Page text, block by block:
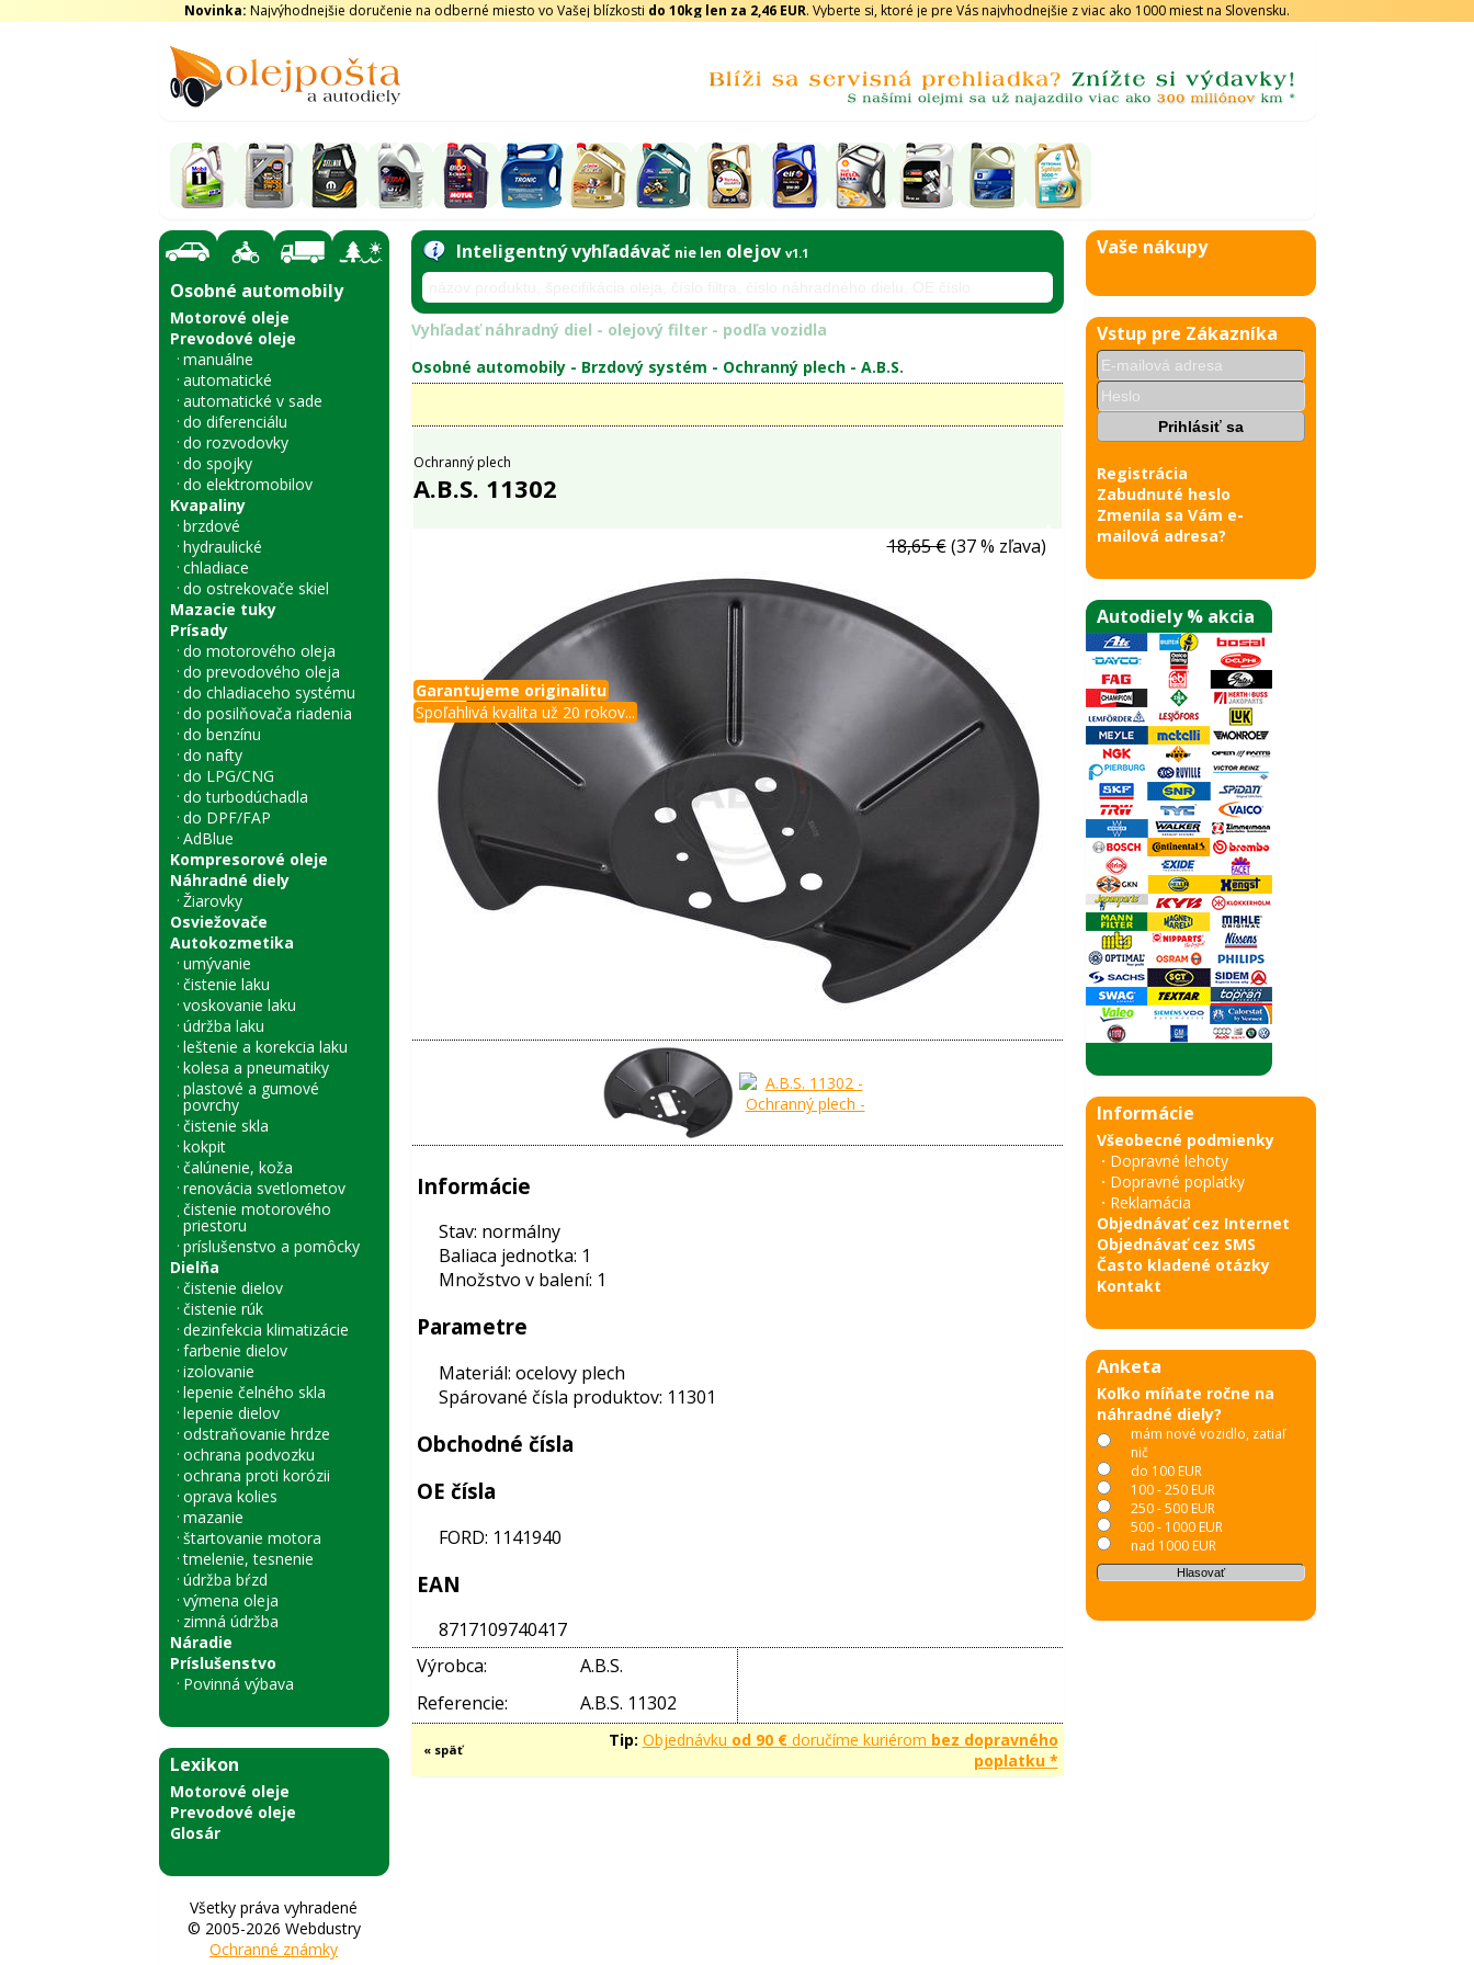
Novinka: Najvýhodnejšie doručenie na odberné miesto vo Vašej blízkosti do 10kg len za 2,46 EUR. Vyberte si, ktoré je pre Vás najvhodnejšie z viac ako 1000 miest na Slovensku.
Osobné automobily
Motorové oleje
Prevodové oleje
manuálne
automatické
automatické v sade
do diferenciálu
do rozvodovky
do spojky
do elektromobilov
Kvapaliny
brzdové
hydraulické
chladiace
do ostrekovače skiel
Mazacie tuky
Prísady
do motorového oleja
do prevodového oleja
do chladiaceho systému
do posilňovača riadenia
do benzínu
do nafty
do LPG/CNG
do turbodúchadla
do DPF/FAP
AdBlue
Kompresorové oleje
Náhradné diely
Žiarovky
Osviežovače
Autokozmetika
umývanie
čistenie laku
voskovanie laku
údržba laku
leštenie a korekcia laku
kolesa a pneumatiky
plastové a gumové
povrchy
čistenie skla
kokpit
čalúnenie, koža
renovácia svetlometov
čistenie motorového
priestoru
príslušenstvo a pomôcky
Dielňa
čistenie dielov
čistenie rúk
dezinfekcia klimatizácie
farbenie dielov
izolovanie
lepenie čelného skla
lepenie dielov
odstraňovanie hrdze
ochrana podvozku
ochrana proti korózii
oprava kolies
mazanie
štartovanie motora
tmelenie, tesnenie
údržba bŕzd
výmena oleja
zimná údržba
Náradie
Príslušenstvo
Povinná výbava
Lexikon
Motorové oleje
Prevodové oleje
Glosár
Všetky práva vyhradené
© 2005-2026 Webdustry
Ochranné známky
Inteligentný vyhľadávač nie len olejov v1.1
Vyhľadať náhradný diel - olejový filter - podľa vozidla
Osobné automobily - Brzdový systém - Ochranný plech- A.B.S.
Ochranný plech
A.B.S. 11302
18,65 €(37 % zľava)
Garantujeme originalitu
Spoľahlivá kvalita už 20 rokov...
Informácie
Stav: normálny
Baliaca jednotka: 1
Množstvo v balení: 1
Parametre
Materiál: ocelovy plech
Spárované čísla produktov: 11301
Obchodné čísla
OE čísla
FORD: 1141940
EAN
8717109740417
Výrobca:
A.B.S.
Referencie:
A.B.S. 11302
« späť Tip: Objednávku od 90 €doručíme kuriérom bez dopravného
poplatku *
Vaše nákupy
Vstup pre Zákazníka
Registrácia
Zabudnuté heslo
Zmenila sa Vám e-
mailová adresa?
Autodiely % akcia
Informácie
Všeobecné podmienky
· Dopravné lehoty
· Dopravné poplatky
· Reklamácia
Objednávať cez Internet
Objednávať cez SMS
Často kladené otázky
Kontakt
Anketa
Koľko míňate ročne na
náhradné diely?
mám nové vozidlo, zatiaľ
nič
do 100 EUR
100 - 250 EUR
250 - 500 EUR
500 - 1000 EUR
nad 1000 EUR